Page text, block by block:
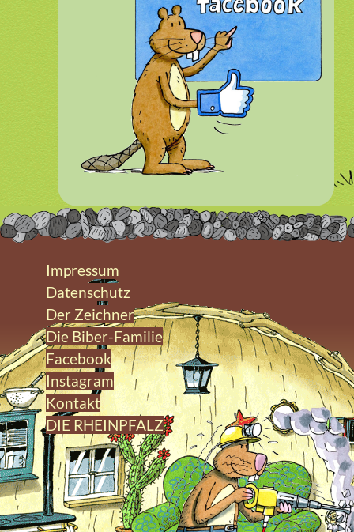
Impressum
Datenschutz
Der Zeichner
Die Biber-Familie
Facebook
Instagram
Kontakt
DIE RHEINPFALZ